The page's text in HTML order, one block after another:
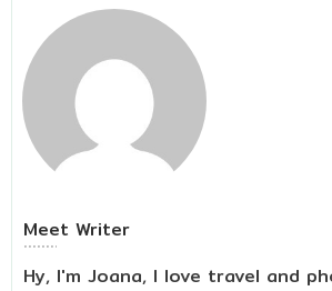
Meet Writer
Hy, I'm Joana, I love travel and